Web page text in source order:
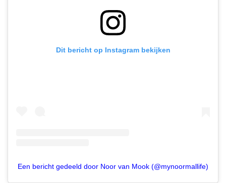
Dit bericht op Instagram bekijken
Een bericht gedeeld door Noor van Mook (@mynoormallife)